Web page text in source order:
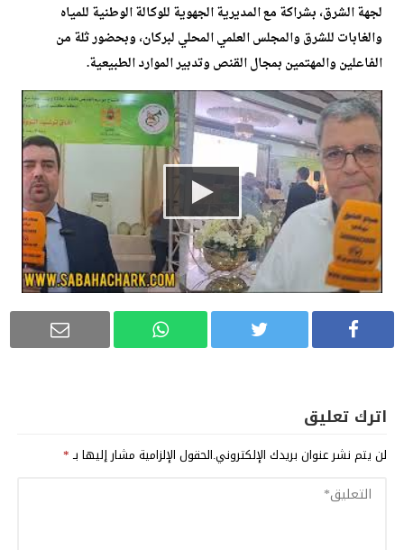
لجهة الشرق، بشراكة مع المديرية الجهوية للوكالة الوطنية للمياه
والغابات للشرق والمجلس العلمي المحلي لبركان، وبحضور ثلة من
الفاعلين والمهتمين بمجال القنص وتدبير الموارد الطبيعية.
اترك تعليق
لن يتم نشر عنوان بريدك الإلكتروني.الحقول الإلزامية مشار إليها بـ*